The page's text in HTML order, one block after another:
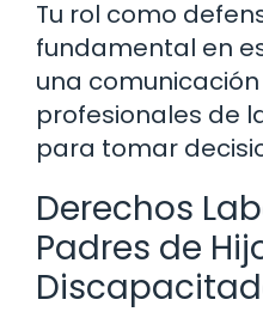
Tu rol como
fundamental en
una
profesionales de
para tomar
Derechos
Padres de